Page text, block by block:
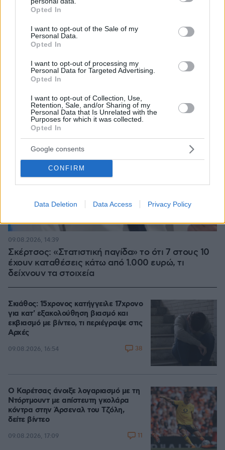
grant or deny consent to Google and its third-party tags to
use your data for below specified purposes in below Google
consent section.
Opted In
I want to opt-out of the Sale of my
Personal Data.
Opted In
I want to opt-out of processing my
Personal Data for Targeted Advertising.
Opted In
I want to opt-out of Collection, Use,
Retention, Sale, and/or Sharing of my
Personal Data that Is Unrelated with the
Purposes for which it was collected.
Opted In
Google consents
CONFIRM
Data Deletion Data Access Privacy Policy
Σκέρτσος: «Στατιστική παγίδα» το ότι 7 στους 10
έχουν καταθέσεις κάτω από 1.000 ευρώ, τι
δείχνουν τα στοιχεία
09.08.2026, 14:39
Σκιάθος: 15χρονος κατήγγειλε 17χρονο
για κατ' εξακολούθηση βιασμό και
εκβιασμό με βίντεο, τι περιέγραψε στις
Αρχές
09.08.2026, 16:54 38
Ο Καρέτσας άνοιξε λογαριασμό με τη
Ντόρτμουντ με απίστευτη γκολάρα
κόντρα στην Άρσεναλ του Τζόλη,
δείτε βίντεο
09.08.2026, 17:09 11